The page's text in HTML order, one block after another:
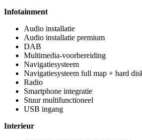
Infotainment
Audio installatie
Audio installatie premium
DAB
Multimedia-voorbereiding
Navigatiesysteem
Navigatiesysteem full map + hard
Radio
Smartphone integratie
Stuur multifunctioneel
USB ingang
Interieur